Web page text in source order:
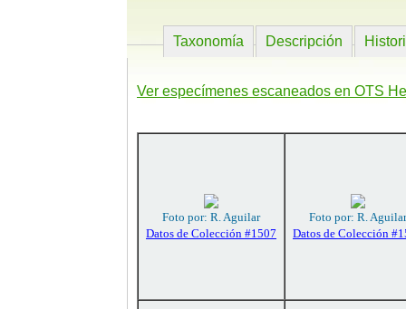
Taxonomía Descripción
Ver especímenes escaneados en OTS
Foto por: R. Aguilar
Datos de Colección #1507
Foto por: R. Aguilar
Datos de Colección